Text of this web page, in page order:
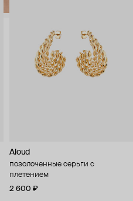
Aloud
позолоченные серьги с
плетением
2 600 ₽